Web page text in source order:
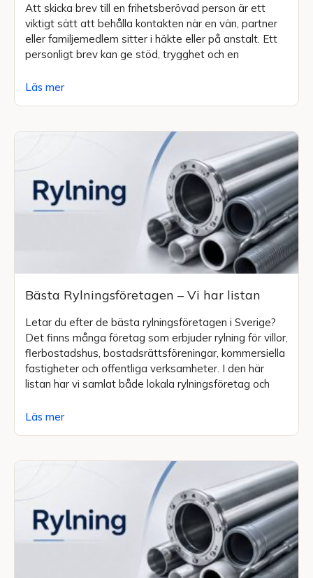
Att skicka brev till en frihetsberövad person är ett
viktigt sätt att behålla kontakten när en vän, partner
eller familjemedlem sitter i häkte eller på anstalt. Ett
personligt brev kan ge stöd, trygghet och en
Läs mer
Bästa Rylningsföretagen – Vi har listan
Letar du efter de bästa rylningsföretagen i Sverige?
Det finns många företag som erbjuder rylning för villor,
flerbostadshus, bostadsrättsföreningar, kommersiella
fastigheter och offentliga verksamheter. I den här
listan har vi samlat både lokala rylningsföretag och
Läs mer